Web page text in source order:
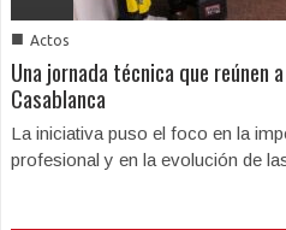
■ Actos
Una jornada técnica que reúnen
Casablanca
La iniciativa puso el foco en la
profesional y en la evolución de